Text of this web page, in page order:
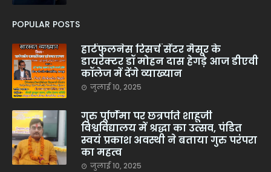
POPULAR POSTS
हार्टफुलनेस रिसर्च सेंटर मैसूर के
डायरेक्टर डॉ मोहन दास हेगड़े आज डीएवी
कॉलेज में देंगे व्याख्यान
जुलाई 10, 2025
गुरु पूर्णिमा पर छत्रपति शाहूजी
विश्वविद्यालय में श्रद्धा का उत्सव, पंडित
स्वयं प्रकाश अवस्थी ने बताया गुरु परंपरा
का महत्व
जुलाई 10, 2025